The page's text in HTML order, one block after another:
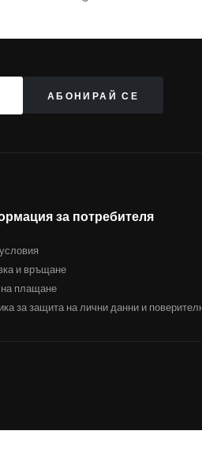
за потребителя
и връщане
плащане
за защита на лични данни и